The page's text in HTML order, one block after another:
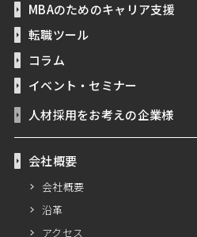
MBAのためのキャリア支援
転職ツール
コラム
イベント・セミナー
人材採用をお考えの企業様
会社概要
会社概要
沿革
アクセス